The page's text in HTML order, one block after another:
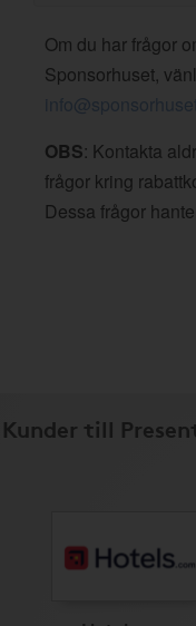
Om du har frågor
Sponsorhuset,
OBS: Kontakta
frågor kring
Dessa frågor
Kunder till